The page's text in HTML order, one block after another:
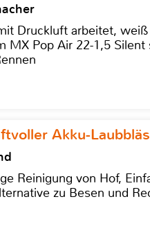
Druckluft arbeitet,
MX Pop Air 22-1,5
Akku-
Reinigung von Hof,
zu Besen und